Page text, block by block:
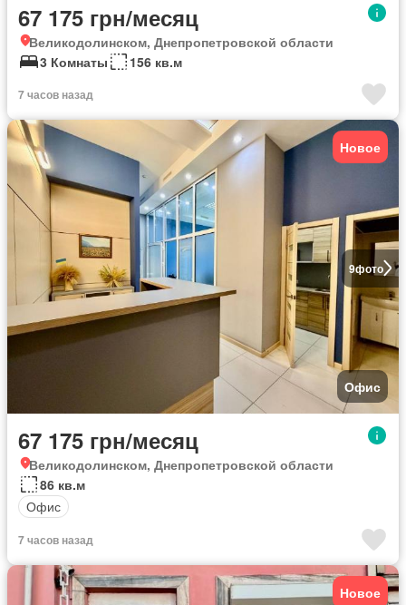
67 175 грн/месяц
Великодолинском, Днепропетровской области
3 Комнаты
156 кв.м
7 часов назад
9фото
Новое
Офис
67 175 грн/месяц
Великодолинском, Днепропетровской области
86 кв.м
Офис
7 часов назад
Новое